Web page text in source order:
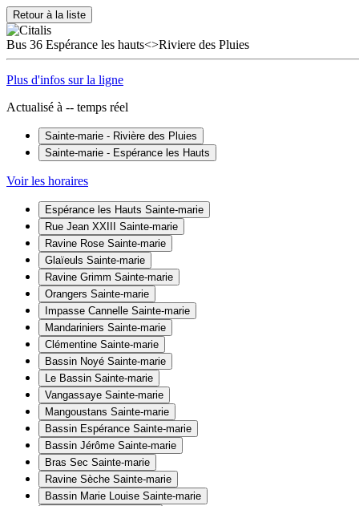
Retour à la liste
Bus 36 Espérance les hauts<>Riviere des Pluies
Plus d'infos sur la ligne
Actualisé à -- temps réel
Sainte-marie - Rivière des Pluies
Sainte-marie - Espérance les Hauts
Voir les horaires
Espérance les Hauts Sainte-marie
Rue Jean XXIII
Sainte-marie
Ravine Rose Sainte-marie
Glaïeuls Sainte-marie
Ravine Grimm Sainte-marie
Orangers Sainte-marie
Impasse Cannelle Sainte-marie
Mandariniers Sainte-marie
Clémentine Sainte-marie
Bassin Noyé Sainte-marie
Le Bassin Sainte-marie
Vangassaye Sainte-marie
Mangoustans Sainte-marie
Bassin Espérance Sainte-marie
Bassin Jérôme Sainte-marie
Bras Sec Sainte-marie
Ravine Sèche Sainte-marie
Bassin Marie Louise Sainte-marie